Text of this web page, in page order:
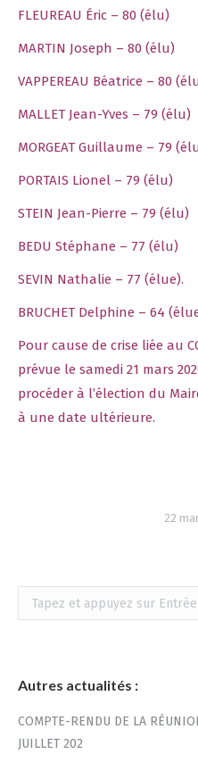
FLEUREAU Éric – 80 (élu)
MARTIN Joseph – 80 (élu)
VAPPEREAU Béatrice – 80
MALLET Jean-Yves – 79 (élu)
MORGEAT Guillaume – 79
PORTAIS Lionel – 79 (élu)
STEIN Jean-Pierre – 79 (élu)
BEDU Stéphane – 77 (élu)
SEVIN Nathalie – 77 (élue).
BRUCHET Delphine – 64
Pour cause de crise liée au
prévue le samedi 21 mars
procéder à l’élection du
à une date ultérieure.
22
Recherche
:
Autres actualités :
COMPTE-RENDU DE LA
JUILLET 202